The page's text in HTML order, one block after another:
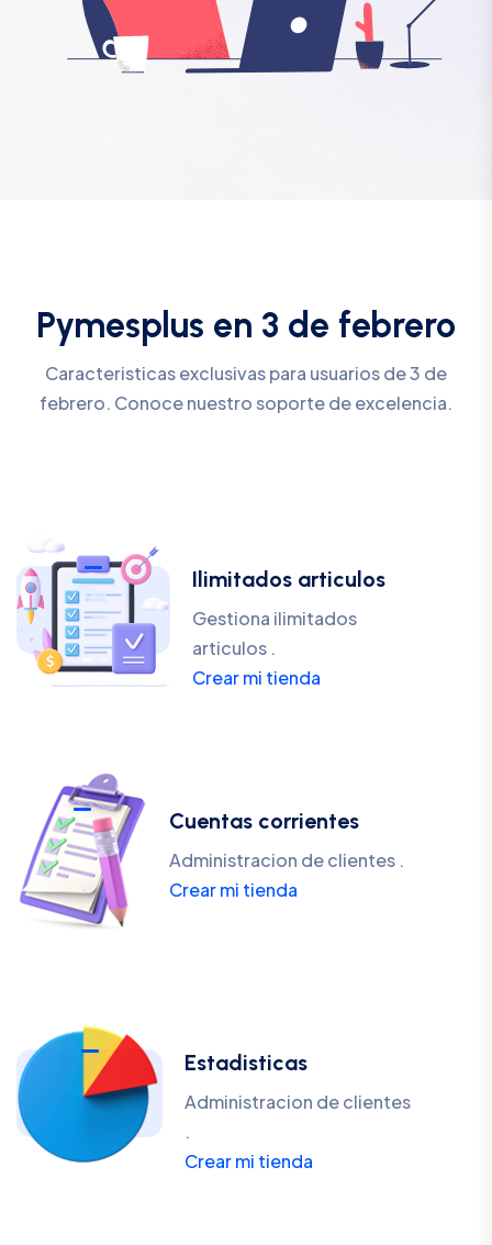
Pymesplus en 3 de febrero
Caracteristicas exclusivas para usuarios de 3 de
febrero. Conoce nuestro soporte de excelencia.
Ilimitados articulos
Gestiona ilimitados
articulos .
Crear mi tienda
Cuentas corrientes
Administracion de clientes .
Crear mi tienda
Estadisticas
Administracion de clientes
.
Crear mi tienda